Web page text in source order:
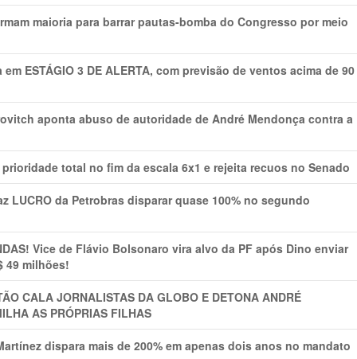
maioria para barrar pautas-bomba do Congresso por meio
ESTÁGIO 3 DE ALERTA, com previsão de ventos acima de 90
aponta abuso de autoridade de André Mendonça contra a
total no fim da escala 6x1 e rejeita recuos no Senado
LUCRO da Petrobras disparar quase 100% no segundo
Vice de Flávio Bolsonaro vira alvo da PF após Dino enviar
49 milhões!
CALA JORNALISTAS DA GLOBO E DETONA ANDRÉ
AS PRÓPRIAS FILHAS
dispara mais de 200% em apenas dois anos no mandato